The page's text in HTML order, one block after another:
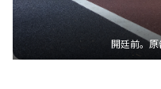
開廷前。